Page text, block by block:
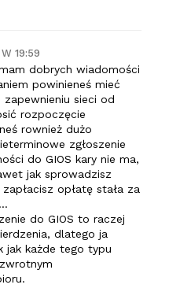
19:59
dobrych wiadomości
powinieneś mieć
sieci od
rozpoczęcie
rownież dużo
zgłoszenie
do GIOS kary nie ma,
jak sprowadzisz
opłatę stała za
do GIOS to raczej
dlatego ja
jak każde tego typu